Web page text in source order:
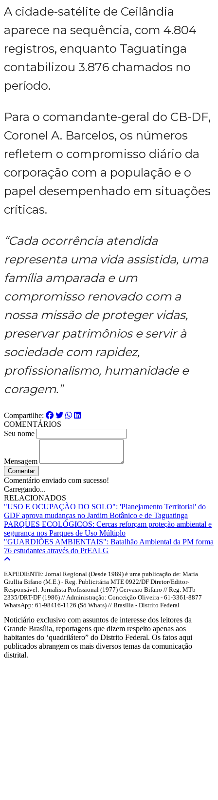
A cidade-satélite de Ceilândia
aparece na sequência, com 4.804
registros, enquanto Taguatinga
contabilizou 3.876 chamados no
período.
Para o comandante-geral do CB-DF,
Coronel A. Barcelos, os números
refletem o compromisso diário da
corporação com a população e o
papel desempenhado em situações
críticas.
“Cada ocorrência atendida
representa uma vida assistida, uma
família amparada e um
compromisso renovado com a
nossa missão de proteger vidas,
preservar patrimônios e servir à
sociedade com rapidez,
profissionalismo, humanidade e
coragem.”
Compartilhe:
COMENTÁRIOS
Seu nome
Mensagem
Comentar
Comentário enviado com sucesso!
Carregando...
RELACIONADOS
"USO E OCUPAÇÃO DO SOLO": 'Planejamento Territorial' do
GDF aprova mudanças no Jardim Botânico e de Taguatinga
PARQUES ECOLÓGICOS: Cercas reforçam proteção ambiental e
segurança nos Parques de Uso Múltiplo
"GUARDIÕES AMBIENTAIS": Batalhão Ambiental da PM forma
76 estudantes através do PrEALG
EXPEDIENTE: Jornal Regional (Desde 1989) é uma publicação de: Maria
Giullia Bifano (M.E.) - Reg. Publicitária MTE 0922/DF Diretor/Editor-
Responsável: Jornalista Profissional (1977) Gervasio Bifano // Reg. MTb
2335/DRT-DF (1986) // Administração: Conceição Oliveira - 61-3361-8877
WhatsApp: 61-98416-1126 (Só Whats) // Brasília - Distrito Federal
Noticiário exclusivo com assuntos de interesse dos leitores da
Grande Brasília, reportagens que dizem respeito apenas aos
habitantes do ‘quadrilátero” do Distrito Federal. Os fatos aqui
publicados abrangem os mais diversos temas da comunicação
distrital.